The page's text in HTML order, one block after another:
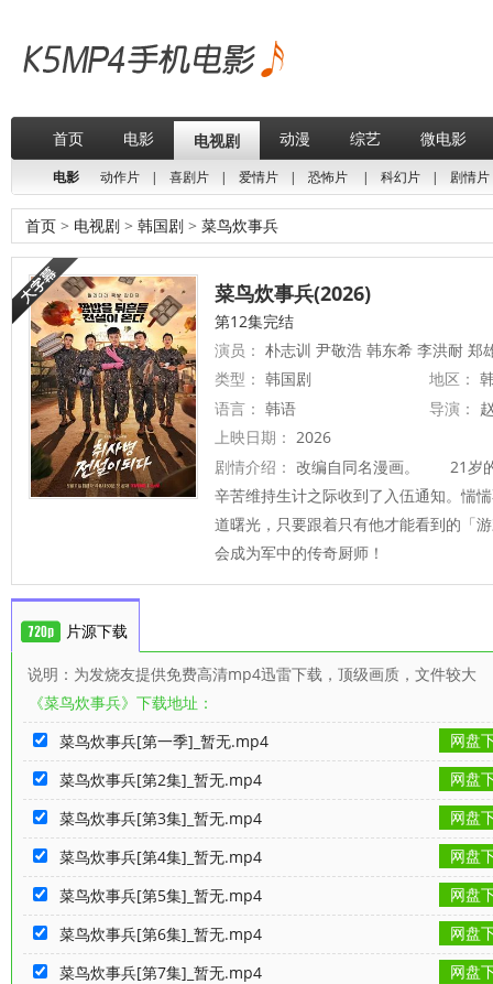
首页 电影 电视剧 动漫 综艺 微电影
电影 动作片 | 喜剧片 | 爱情片 | 恐怖片 | 科幻片 | 剧情片
首页 > 电视剧 > 韩国剧 > 菜鸟炊事兵
菜鸟炊事兵(2026)
第12集完结
演员： 朴志训 尹敬浩 韩东希 李洪耐 郑
类型： 韩国剧 地区：
语言： 韩语 导演：
上映日期： 2026
剧情介绍： 改编自同名漫画。 21岁的
辛苦维持生计之际收到了入伍通知。惴
道曙光，只要跟着只有他才能看到的「
会成为军中的传奇厨师！
片源下载
说明：为发烧友提供免费高清mp4迅雷下载，顶级画质，文件较大
《菜鸟炊事兵》下载地址：
菜鸟炊事兵[第一季]_暂无.mp4
网盘
菜鸟炊事兵[第2集]_暂无.mp4
网盘
菜鸟炊事兵[第3集]_暂无.mp4
网盘
菜鸟炊事兵[第4集]_暂无.mp4
网盘
菜鸟炊事兵[第5集]_暂无.mp4
网盘
菜鸟炊事兵[第6集]_暂无.mp4
网盘
菜鸟炊事兵[第7集]_暂无.mp4
网盘